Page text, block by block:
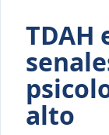
TDAH
alto